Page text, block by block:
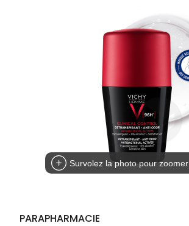
Survolez la photo pour zoomer
PARAPHARMACIE